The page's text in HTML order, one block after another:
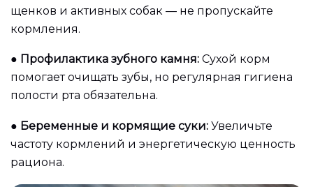
щенков и активных собак — не пропускайте
кормления.
● Профилактика зубного камня: Сухой корм
помогает очищать зубы, но регулярная гигиена
полости рта обязательна.
● Беременные и кормящие суки: Увеличьте
частоту кормлений и энергетическую ценность
рациона.